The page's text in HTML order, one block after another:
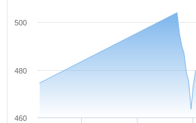
460
480
500